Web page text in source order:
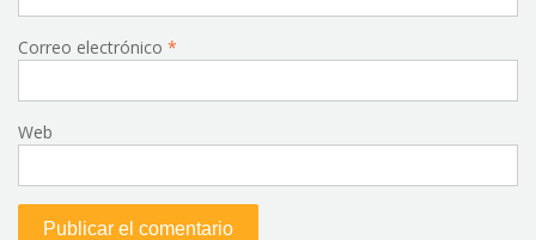
Correo electrónico *
Web